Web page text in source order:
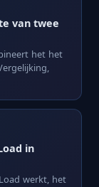
van twee
het het
in
werkt, het